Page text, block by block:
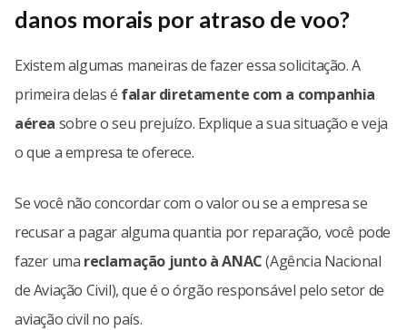
danos morais por atraso de voo?
Existem algumas maneiras de fazer essa solicitação. A
primeira delas é falar diretamente com a companhia
aérea sobre o seu prejuízo. Explique a sua situação e veja
o que a empresa te oferece.
Se você não concordar com o valor ou se a empresa se
recusar a pagar alguma quantia por reparação, você pode
fazer uma reclamação junto à ANAC(Agência Nacional
de Aviação Civil), que é o órgão responsável pelo setor de
aviação civil no país.